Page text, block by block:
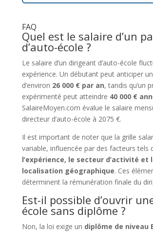
FAQ
Quel est le salaire d’un
d’auto-école ?
Le salaire d’un dirigeant d’auto-école
expérience. Un débutant peut anticiper
d’environ 26 000 € par an, tandis qu’un
expérimenté peut atteindre 40 000 €
SalaireMoyen.com évalue le salaire
directeur d’auto-école à 2075 €.
Il est important de noter que la grille
variable, influencée par des facteurs tels
l’expérience, le secteur d’activité et
localisation géographique. Ces
déterminent la rémunération finale du
Est-il possible d’ouvrir
école sans diplôme ?
Non, la loi exige un diplôme de niveau